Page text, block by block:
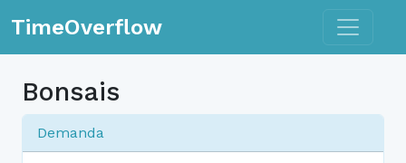
TimeOverflow Toggle
Bonsais
Demanda